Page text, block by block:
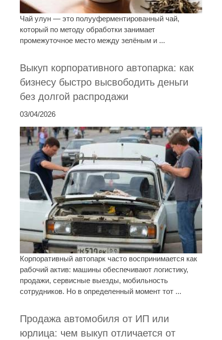
Чай улун — это полууферментированный чай,
который по методу обработки занимает
промежуточное место между зелёным и ...
Выкуп корпоративного автопарка: как
бизнесу быстро высвободить деньги
без долгой распродажи
03/04/2026
Корпоративный автопарк часто воспринимается как
рабочий актив: машины обеспечивают логистику,
продажи, сервисные выезды, мобильность
сотрудников. Но в определенный момент тот ...
Продажа автомобиля от ИП или
юрлица: чем выкуп отличается от